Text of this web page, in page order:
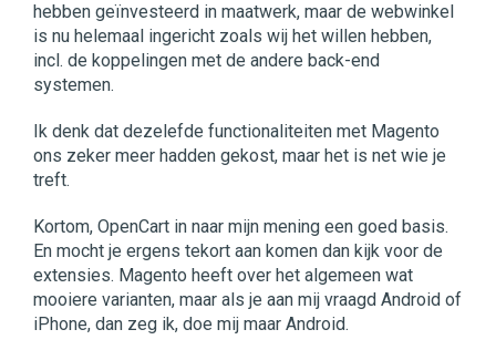
hebben geïnvesteerd in maatwerk, maar de webwinkel
is nu helemaal ingericht zoals wij het willen hebben,
incl. de koppelingen met de andere back-end
systemen.
Ik denk dat dezelefde functionaliteiten met Magento
ons zeker meer hadden gekost, maar het is net wie je
treft.
Kortom, OpenCart in naar mijn mening een goed basis.
En mocht je ergens tekort aan komen dan kijk voor de
extensies. Magento heeft over het algemeen wat
mooiere varianten, maar als je aan mij vraagd Android of
iPhone, dan zeg ik, doe mij maar Android.